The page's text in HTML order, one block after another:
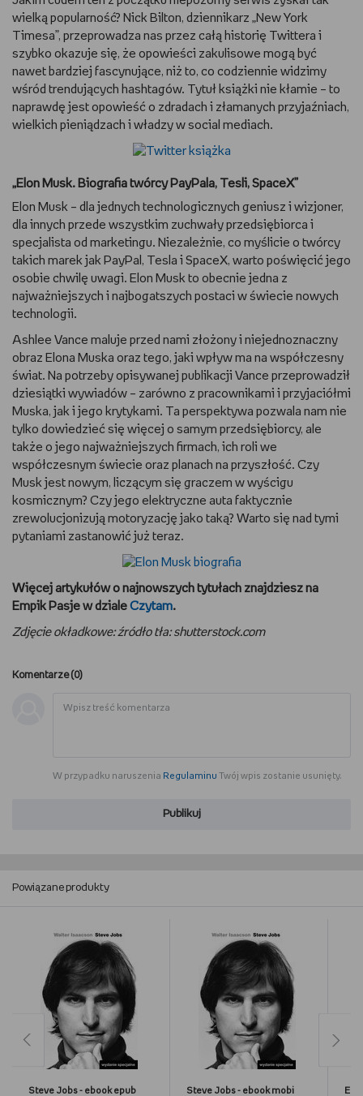
wielką popularność? Nick Bilton, dziennikarz „New York
Timesa”, przeprowadza nas przez całą historię Twittera i
szybko okazuje się, że opowieści zakulisowe mogą być
nawet bardziej fascynujące, niż to, co codziennie widzimy
wśród trendujących hashtagów. Tytuł książki nie kłamie – to
naprawdę jest opowieść o zdradach i złamanych przyjaźniach,
wielkich pieniądzach i władzy w social mediach.
„Elon Musk. Biografia twórcy PayPala, Tesli, SpaceX”
Elon Musk – dla jednych technologicznych geniusz i wizjoner,
dla innych przede wszystkim zuchwały przedsiębiorca i
specjalista od marketingu. Niezależnie, co myślicie o twórcy
takich marek jak PayPal, Tesla i SpaceX, warto poświęcić jego
osobie chwilę uwagi. Elon Musk to obecnie jedna z
najważniejszych i najbogatszych postaci w świecie nowych
technologii.
Ashlee Vance maluje przed nami złożony i niejednoznaczny
obraz Elona Muska oraz tego, jaki wpływ ma na współczesny
świat. Na potrzeby opisywanej publikacji Vance przeprowadził
dziesiątki wywiadów – zarówno z pracownikami i przyjaciółmi
Muska, jak i jego krytykami. Ta perspektywa pozwala nam nie
tylko dowiedzieć się więcej o samym przedsiębiorcy, ale
także o jego najważniejszych firmach, ich roli we
współczesnym świecie oraz planach na przyszłość. Czy
Musk jest nowym, liczącym się graczem w wyścigu
kosmicznym? Czy jego elektryczne auta faktycznie
zrewolucjonizują motoryzację jako taką? Warto się nad tymi
pytaniami zastanowić już teraz.
Więcej artykułów o najnowszych tytułach znajdziesz na
Empik Pasje w dziale Czytam.
Zdjęcie okładkowe: źródło tła: shutterstock.com
Komentarze (0)
W przypadku naruszenia Regulaminu Twój wpis zostanie usunięty.
Publikuj
Powiązane produkty
Steve Jobs - ebook epub Steve Jobs - ebook mobi